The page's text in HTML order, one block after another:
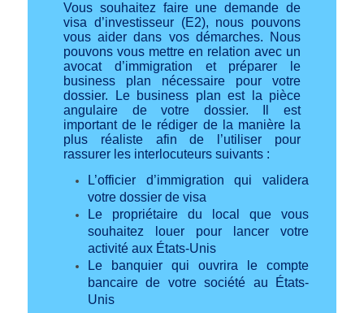
Vous souhaitez faire une demande de
visa d’investisseur (E2), nous pouvons
vous aider dans vos démarches. Nous
pouvons vous mettre en relation avec un
avocat d’immigration et préparer le
business plan nécessaire pour votre
dossier. Le business plan est la pièce
angulaire de votre dossier. Il est
important de le rédiger de la manière la
plus réaliste afin de l’utiliser pour
rassurer les interlocuteurs suivants :
L’officier d’immigration qui validera
votre dossier de visa
Le propriétaire du local que vous
souhaitez louer pour lancer votre
activité aux États-Unis
Le banquier qui ouvrira le compte
bancaire de votre société au États-
Unis